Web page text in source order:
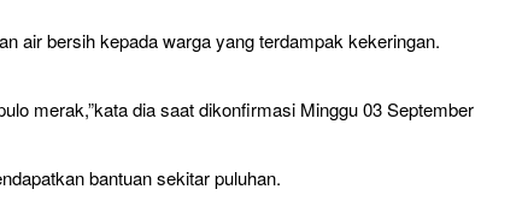
air bersih kepada warga yang terdampak kekeringan.
merak,”kata dia saat dikonfirmasi Minggu 03 September
bantuan sekitar puluhan.